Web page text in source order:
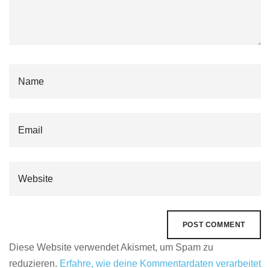
Diese Website verwendet Akismet, um Spam zu
werden.